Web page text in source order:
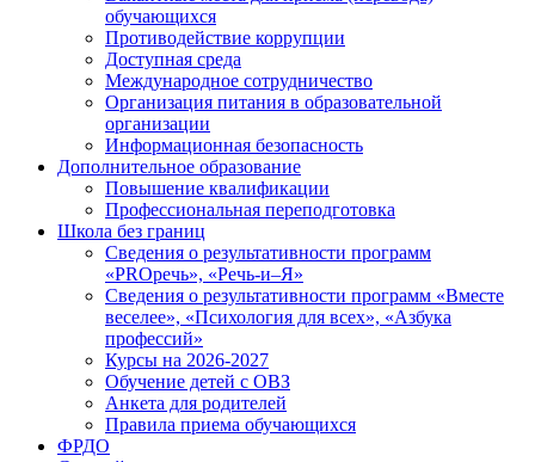
обучающихся
Противодействие коррупции
Доступная среда
Международное сотрудничество
Организация питания в образовательной
организации
Информационная безопасность
Дополнительное образование
Повышение квалификации
Профессиональная переподготовка
Школа без границ
Сведения о результативности программ
«PROречь», «Речь-и–Я»
Сведения о результативности программ «Вместе
веселее», «Психология для всех», «Азбука
профессий»
Курсы на 2026-2027
Обучение детей с ОВЗ
Анкета для родителей
Правила приема обучающихся
ФРДО